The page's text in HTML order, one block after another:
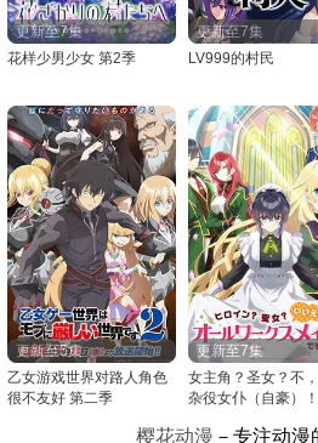
更新至7集
花样少男少女 第2季
更新至7集
LV999的村民
更新至5集
乙女游戏世界对路人角色
很不友好 第二季
更新至7集
女主角？圣女？不
杂役女仆（自豪）！
樱花动漫 －专注动